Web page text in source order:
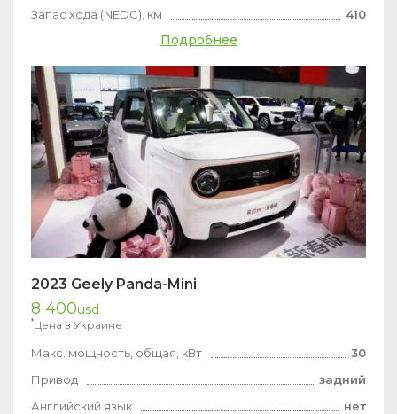
Запас хода (NEDC), км
410
Подробнее
2023 Geely Panda-Mini
8 400usd
*Цена в Украине
Макс. мощность, общая, кВт
30
Привод
задний
Английский язык
нет